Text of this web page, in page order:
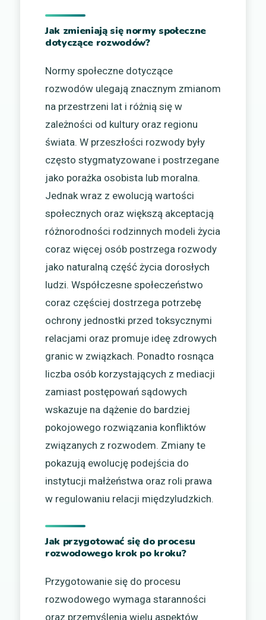
Jak zmieniają się normy społeczne
dotyczące rozwodów?
Normy społeczne dotyczące
rozwodów ulegają znacznym zmianom
na przestrzeni lat i różnią się w
zależności od kultury oraz regionu
świata. W przeszłości rozwody były
często stygmatyzowane i postrzegane
jako porażka osobista lub moralna.
Jednak wraz z ewolucją wartości
społecznych oraz większą akceptacją
różnorodności rodzinnych modeli życia
coraz więcej osób postrzega rozwody
jako naturalną część życia dorosłych
ludzi. Współczesne społeczeństwo
coraz częściej dostrzega potrzebę
ochrony jednostki przed toksycznymi
relacjami oraz promuje ideę zdrowych
granic w związkach. Ponadto rosnąca
liczba osób korzystających z mediacji
zamiast postępowań sądowych
wskazuje na dążenie do bardziej
pokojowego rozwiązania konfliktów
związanych z rozwodem. Zmiany te
pokazują ewolucję podejścia do
instytucji małżeństwa oraz roli prawa
w regulowaniu relacji międzyludzkich.
Jak przygotować się do procesu
rozwodowego krok po kroku?
Przygotowanie się do procesu
rozwodowego wymaga staranności
oraz przemyślenia wielu aspektów